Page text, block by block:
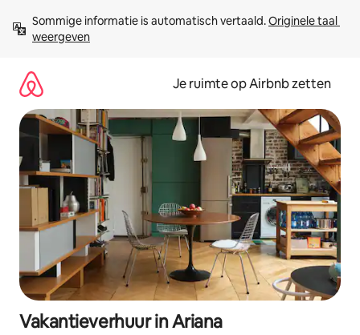
direct
naar
Sommige informatie is automatisch vertaald. Originele taal
weergeven
Je ruimte op Airbnb zetten
Vakantieverhuur in Ariana